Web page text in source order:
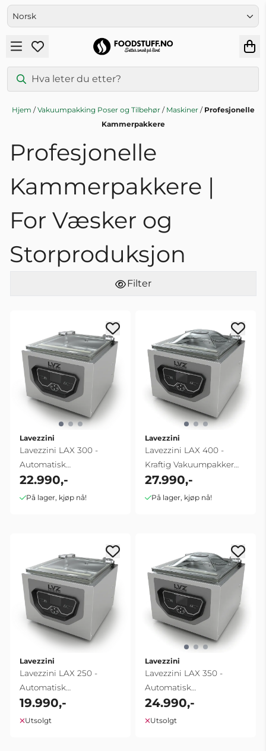
Hopp til innhold
Hjem /Vakuumpakking Poser og Tilbehør / Maskiner / Profesjonelle
Kammerpakkere
Profesjonelle
Kammerpakkere |
For Væsker og
Storproduksjon
Filter
Lavezzini
Lavezzini LAX 300 -
Automatisk
Vakuumpakker 300mm |
22.990,-
På lager, kjøp nå!
Lavezzini
Lavezzini LAX 400 -
Kraftig Vakuumpakker
400mm | 16 m3/t
27.990,-
På lager, kjøp nå!
Lavezzini
Lavezzini LAX 250 -
Automatisk
Vakuumpakker 8 m³/t | ...
19.990,-
Utsolgt
Lavezzini
Lavezzini LAX 350 -
Automatisk
Vakuumpakker 350mm |
10 m³/t
24.990,-
Utsolgt